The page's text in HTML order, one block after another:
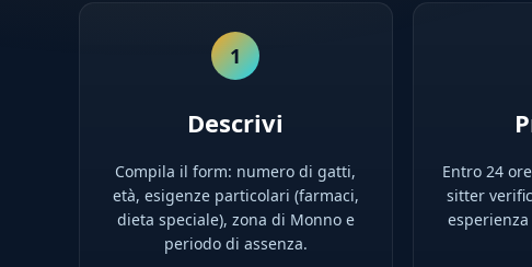
1
Descrivi
Compila il form: numero di gatti,
età, esigenze particolari (farmaci,
dieta speciale), zona di Monno e
periodo di assenza.
Entro 24
sitter